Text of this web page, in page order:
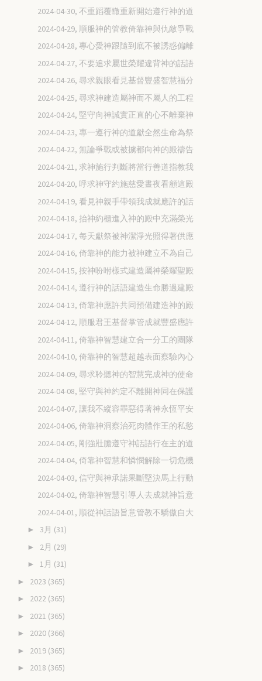
2024-04-30, 不重蹈覆轍重新開始遵行神的道
2024-04-29, 順服神的管教倚靠神與仇敵爭戰
2024-04-28, 專心愛神跟隨到底不被誘惑偏離
2024-04-27, 不要追求屬世榮耀違背神的話語
2024-04-26, 尋求親眼看見基督豐盛智慧福分
2024-04-25, 尋求神建造屬神而不屬人的工程
2024-04-24, 堅守向神誠實正直的心不離棄神
2024-04-23, 專一遵行神的道獻全然生命為祭
2024-04-22, 無論爭戰或被擄都向神的殿禱告
2024-04-21, 求神施行判斷將當行善道指教我
2024-04-20, 呼求神守約施慈愛晝夜看顧這殿
2024-04-19, 看見神親手帶領我成就應許的話
2024-04-18, 抬神約櫃進入神的殿中充滿榮光
2024-04-17, 每天獻祭被神潔淨光照得著供應
2024-04-16, 倚靠神的能力被神建立不為自己
2024-04-15, 按神吩咐樣式建造屬神榮耀聖殿
2024-04-14, 遵行神的話語建造生命勝過建殿
2024-04-13, 倚靠神應許共同預備建造神的殿
2024-04-12, 順服君王基督掌管成就豐盛應許
2024-04-11, 倚靠神智慧建立合一分工的團隊
2024-04-10, 倚靠神的智慧超越表面察驗內心
2024-04-09, 尋求聆聽神的智慧完成神的使命
2024-04-08, 堅守與神約定不離開神同在保護
2024-04-07, 讓我不縱容罪惡得著神永恆平安
2024-04-06, 倚靠神洞察治死肉體作王的私慾
2024-04-05, 剛強壯膽遵守神話語行在主的道
2024-04-04, 倚靠神智慧和憐憫解除一切危機
2024-04-03, 信守與神承諾果斷堅決馬上行動
2024-04-02, 倚靠神智慧引導人去成就神旨意
2024-04-01, 順從神話語旨意管教不驕傲自大
► 3月 (31)
► 2月 (29)
► 1月 (31)
► 2023 (365)
► 2022 (365)
► 2021 (365)
► 2020 (366)
► 2019 (365)
► 2018 (365)